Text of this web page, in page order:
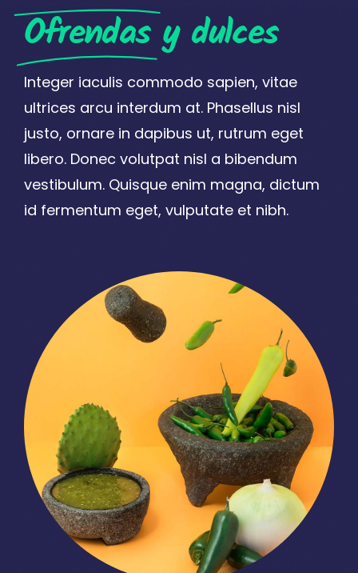
Ofrendas y dulces
Integer iaculis commodo sapien, vitae
ultrices arcu interdum at. Phasellus nisl
justo, ornare in dapibus ut, rutrum eget
libero. Donec volutpat nisl a bibendum
vestibulum. Quisque enim magna, dictum
id fermentum eget, vulputate et nibh.